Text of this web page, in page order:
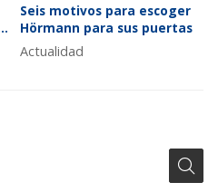
Seis motivos para escoger
Hörmann para sus puertas
Actualidad